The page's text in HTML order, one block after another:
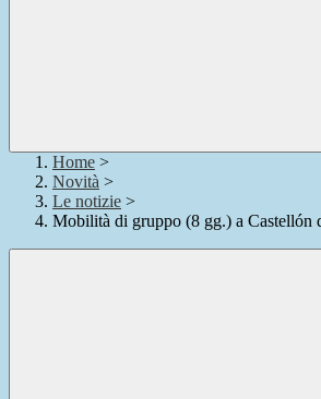
Home >
Novità >
Le notizie >
Mobilità di gruppo (8 gg.) a Castellón